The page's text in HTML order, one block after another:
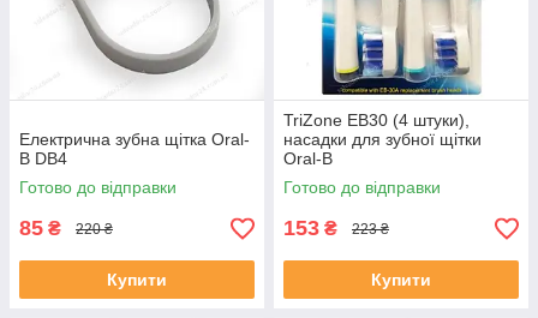
Електрична зубна щітка Oral-
B DB4
Готово до відправки
85 ₴ 220 ₴
Купити
TriZone EB30 (4 штуки),
насадки для зубної щітки
Oral-B
Готово до відправки
153 ₴ 223 ₴
Купити